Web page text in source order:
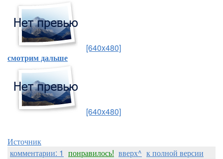
[640x480]
смотрим дальше
[640x480]
Источник
комментарии: 1 понравилось! вверх^ к полной версии